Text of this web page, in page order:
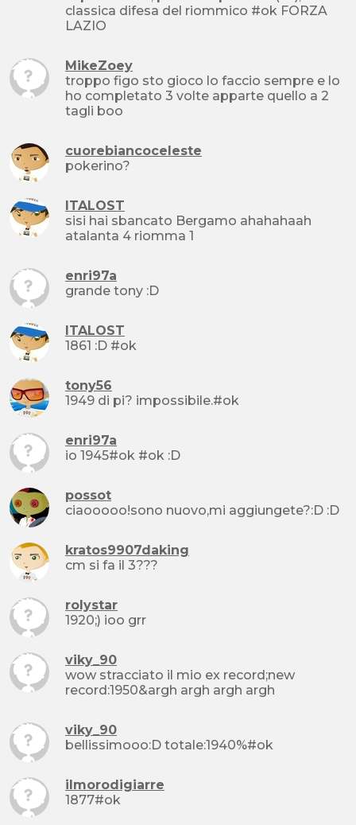
classica difesa del riommico #ok FORZA
LAZIO
MikeZoey
troppo figo sto gioco lo faccio sempre e lo
ho completato 3 volte apparte quello a 2
tagli boo
cuorebiancoceleste
pokerino?
ITALOST
sisi hai sbancato Bergamo ahahahaah
atalanta 4 riomma 1
enri97a
grande tony :D
ITALOST
1861 :D #ok
tony56
1949 di pi? impossibile.#ok
enri97a
io 1945#ok #ok :D
possot
ciaooooo!sono nuovo,mi aggiungete?:D :D
kratos9907daking
cm si fa il 3???
rolystar
1920;) ioo grr
viky_90
wow stracciato il mio ex record;new
record:1950&argh argh argh argh
viky_90
bellissimooo:D totale:1940%#ok
ilmorodigiarre
1877#ok